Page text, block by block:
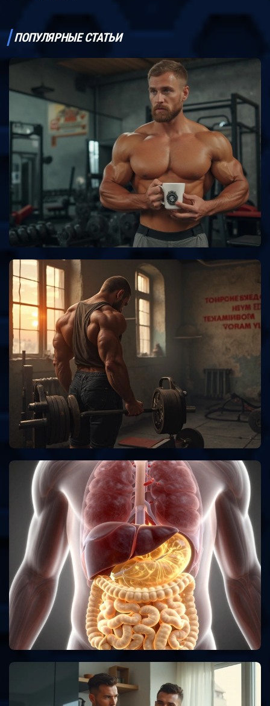
ПОПУЛЯРНЫЕ СТАТЬИ